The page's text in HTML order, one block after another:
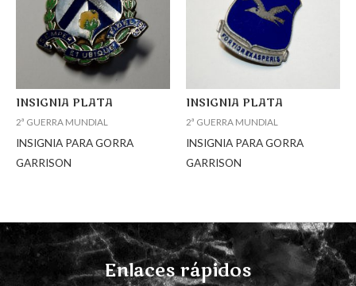
INSIGNIA PLATA
2ª GUERRA MUNDIAL
INSIGNIA PARA GORRA
GARRISON
INSIGNIA PLATA
2ª GUERRA MUNDIAL
INSIGNIA PARA GORRA
GARRISON
Enlaces rápidos